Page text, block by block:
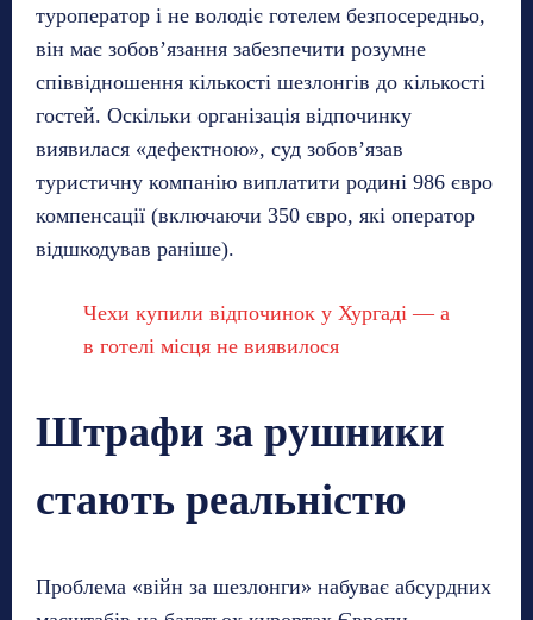
туроператор і не володіє готелем безпосередньо,
він має зобов’язання забезпечити розумне
співвідношення кількості шезлонгів до кількості
гостей. Оскільки організація відпочинку
виявилася «дефектною», суд зобов’язав
туристичну компанію виплатити родині 986 євро
компенсації (включаючи 350 євро, які оператор
відшкодував раніше).
Чехи купили відпочинок у Хургаді — а
в готелі місця не виявилося
Штрафи за рушники
стають реальністю
Проблема «війн за шезлонги» набуває абсурдних